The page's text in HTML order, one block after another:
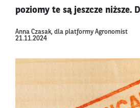
poziomy te są jeszcze niższe.
Anna Czasak, dla platformy Agronomist
21.11.2024